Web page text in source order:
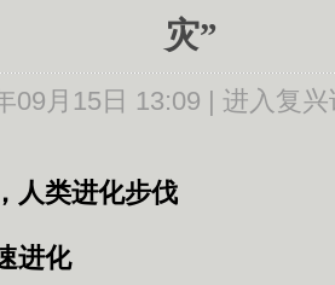
灾”
09月15日 13:09 | 进入复兴
人类进化步伐
进化